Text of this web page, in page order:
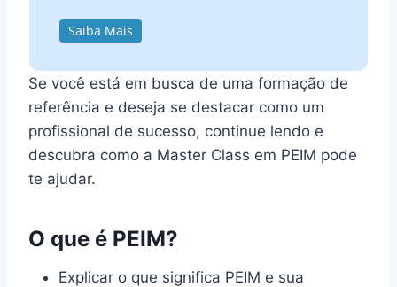
Saiba Mais
Se você está em busca de uma formação de
referência e deseja se destacar como um
profissional de sucesso, continue lendo e
descubra como a Master Class em PEIM pode
te ajudar.
O que é PEIM?
Explicar o que significa PEIM e sua